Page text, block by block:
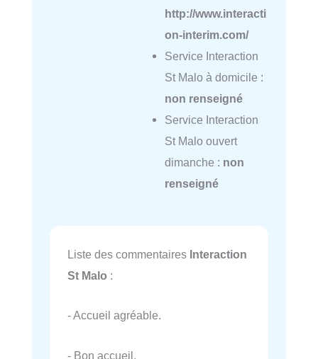
http://www.interacti
on-interim.com/
Service Interaction
St Malo à domicile :
non renseigné
Service Interaction
St Malo ouvert
dimanche : non
renseigné
Liste des commentaires Interaction
St Malo :
- Accueil agréable.
- Bon accueil.